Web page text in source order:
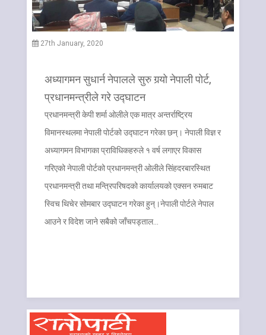
27th January, 2020
अध्यागमन सुधार्न नेपालले सुरु गर्‍यो नेपाली पोर्ट,
प्रधानमन्त्रीले गरे उद्घाटन
प्रधानमन्त्री केपी शर्मा ओलीले एक मात्र अन्तर्राष्ट्रिय
विमानस्थलमा नेपाली पोर्टको उद्घाटन गरेका छन्। नेपाली विज्ञ र
अध्यागमन विभागका प्राविधिकहरुले १ वर्ष लगाएर विकास
गरिएको नेपाली पोर्टको प्रधानमन्त्री ओलीले सिंहदरबारस्थित
प्रधानमन्त्री तथा मन्त्रिपरिषदको कार्यालयको एक्सन रुमबाट
स्विच थिचेर सोमबार उद्घाटन गरेका हुन्।नेपाली पोर्टले नेपाल
आउने र विदेश जाने सबैको जाँचपड्ताल…